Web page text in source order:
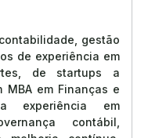
gestão
de experiência em
de startups a
MBA em Finanças e
experiência em
contábil,